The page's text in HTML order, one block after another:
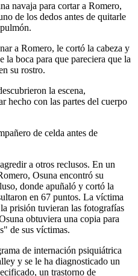
navaja para cortar a Romero,
de los dedos antes de quitarle
a Romero, le cortó la cabeza y
la boca para que pareciera que la
su rostro.
la escena,
hecho con las partes del cuerpo
de celda antes de
a otros reclusos. En un
Osuna encontró su
donde apuñaló y cortó la
en 67 puntos. La víctima
prisión tuvieran las fotografías
obtuviera una copia para
de sus víctimas.
de internación psiquiátrica
y se le ha diagnosticado un
un trastorno de